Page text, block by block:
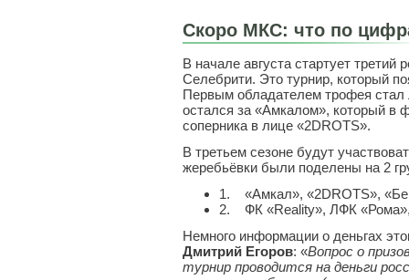
Скоро МКС: что по
В начале августа стартует
Селебрити. Это турнир, который
Первым обладателем трофея стал
остался за «Амкалом», который в
соперника в лице «2DROTS».
В третьем сезоне будут
жеребьёвки были поделены на 2
1. «Амкал», «2DROTS»,
2. ФК «Reality», ЛФК «Рома»,
Немного информации о деньгах
Дмитрий Егоров: «Вопрос о
турнир проводится на деньги